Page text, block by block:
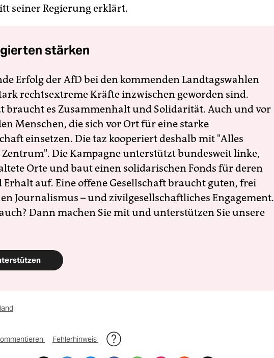
seiner Regierung erklärt.
stärken
Erfolg der AfD bei den kommenden Landtagswahlen
rechtsextreme Kräfte inzwischen geworden sind.
braucht es Zusammenhalt und Solidarität. Auch und vor
Menschen, die sich vor Ort für eine starke
einsetzen. Die taz kooperiert deshalb mit "Alles
Die Kampagne unterstützt bundesweit linke,
Orte und baut einen solidarischen Fonds für deren
Erhalt auf. Eine offene Gesellschaft braucht guten, frei
Journalismus – und zivilgesellschaftliches Engagement.
Dann machen Sie mit und unterstützen Sie unsere
Fehlerhinweis